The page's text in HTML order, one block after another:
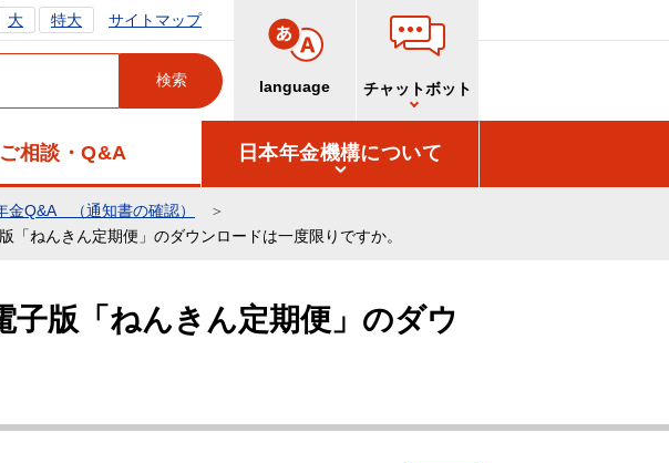
大 特大 サイトマップ
language チャットボット
ご相談・Q&A 日本年金機構について
金Q&A （通知書の確認）
「ねんきん定期便」のダウンロードは一度限りですか。
子版「ねんきん定期便」のダウ